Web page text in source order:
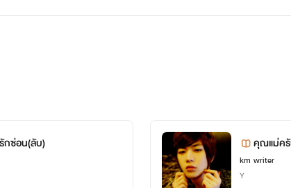
อบก็อย่าลืมอุดหนุนสนับสนุน
อาจจะแต่งไม่สนุกก็ขออภัย
สนุนเป็นกำลังใจให้กันได้น
รักซ่อน(ลับ) คุณแม่ครั
km writer
Y